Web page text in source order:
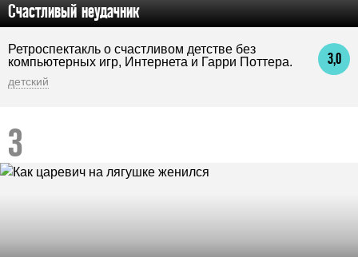
Счастливый неудачник
3,0
Ретроспектакль о счастливом детстве без
компьютерных игр, Интернета и Гарри Поттера.
детский